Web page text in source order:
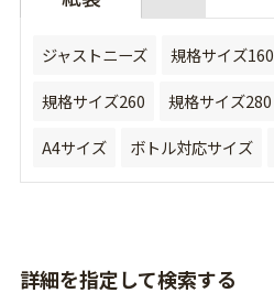
ジャストニーズ 規格サイズ160
規格サイズ260
規格サイズ280
A4サイズ
ボトル対応サイズ
詳細を指定して検索する